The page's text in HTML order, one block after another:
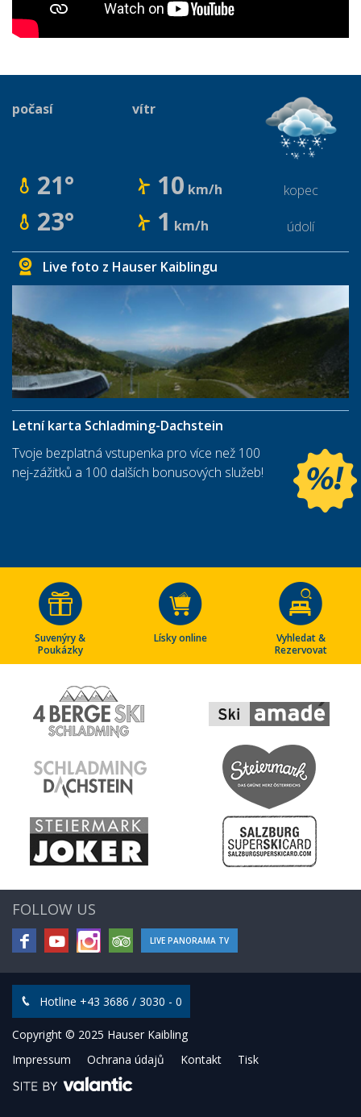
počasí vítr
21° 10 km/h kopec
23° 1 km/h údolí
Live foto z Hauser Kaiblingu
Letní karta Schladming-Dachstein
Tvoje bezplatná vstupenka pro více než 100
nej-zážitků a 100 dalších bonusových služeb!
Suvenýry &
Poukázky
Lísky online
Vyhledat &
Rezervovat
FOLLOW US
LIVE PANORAMA TV
Hotline +43 3686 / 3030 - 0
Copyright © 2025 Hauser Kaibling
Impressum
Ochrana údajů Kontakt Tisk